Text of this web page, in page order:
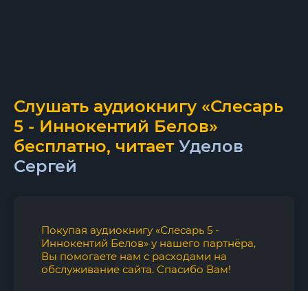
Слушать аудиокнигу «Слесарь
5 - Иннокентий Белов»
бесплатно, читает Уделов
Сергей
Покупая аудиокнигу «Слесарь 5 -
Иннокентий Белов» у нашего партнёра,
Вы помогаете нам с расходами на
обслуживание сайта. Спасибо Вам!